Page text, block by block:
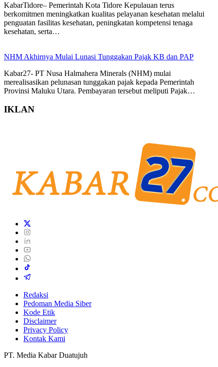
KabarTidore– Pemerintah Kota Tidore Kepulauan terus
berkomitmen meningkatkan kualitas pelayanan kesehatan melalui
penguatan fasilitas kesehatan, peningkatan kompetensi tenaga
kesehatan, serta…
NHM Akhirnya Mulai Lunasi Tunggakan Pajak KB dan PAP
Kabar27- PT Nusa Halmahera Minerals (NHM) mulai
merealisasikan pelunasan tunggakan pajak kepada Pemerintah
Provinsi Maluku Utara. Pembayaran tersebut meliputi Pajak…
IKLAN
Redaksi
Pedoman Media Siber
Kode Etik
Disclaimer
Privacy Policy
Kontak Kami
PT. Media Kabar Duatujuh